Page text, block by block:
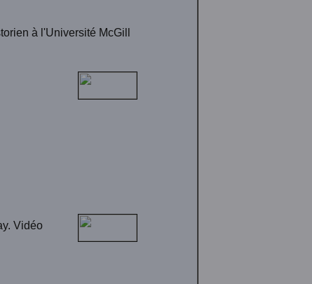
à l'Université McGill
Vidéo